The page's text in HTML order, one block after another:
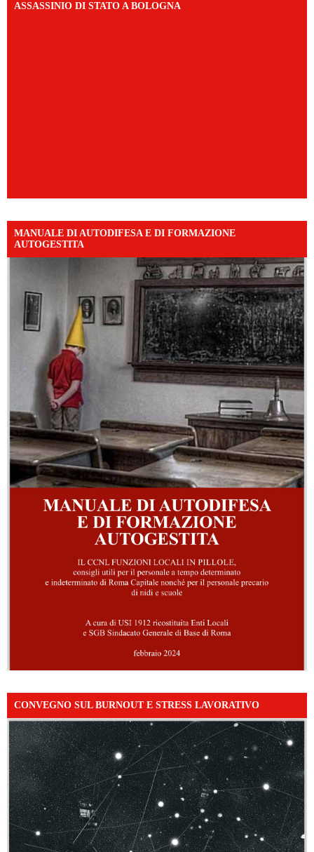
ASSASSINIO DI STATO A BOLOGNA
MANUALE DI AUTODIFESA E DI FORMAZIONE
AUTOGESTITA
CONVEGNO SUL BURNOUT E STRESS LAVORATIVO